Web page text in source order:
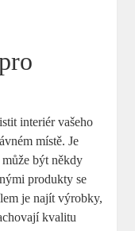
interiér vašeho
místě. Je
být někdy
produkty se
je najít výrobky,
kvalitu